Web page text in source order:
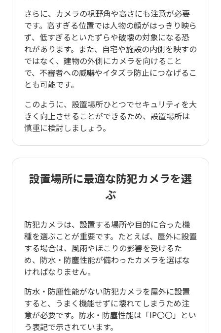
さらに、カメラの視野角や高さにも注意が必要
です。高すぎる位置では人物の顔がはっきり映ら
ず、低すぎるといたずらや破壊の対象になる恐
れがあります。また、自宅や施設の内側を映すの
ではなく、建物の外側にカメラを向けること
で、不審者への威嚇やイタズラ防止につなげるこ
とも可能です。
このように、設置場所ひとつでセキュリティを大
きく向上させることができるため、設置場所は
慎重に検討しましょう。
設置場所に最適な防犯カメラを選
ぶ
防犯カメラは、設置する場所や目的に合った機
種を選ぶことが重要です。たとえば、屋外に設置
する場合は、風雨やほこりの影響を受けるた
め、防水・防塵性能が備わったカメラを選ばな
ければなりません。
防水・防塵性能がない防犯カメラを屋外に設置
すると、うまく機能せずに壊れてしまうため注
意が必要です。防水・防塵性能は「IP〇〇」とい
う表記で示されています。